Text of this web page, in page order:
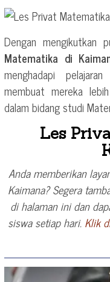
Dengan mengikutkan
Matematika di
menghadapi
membuat mereka
dalam bidang studi
Les
Anda memberikan
Kaimana? Segera
di halaman ini dan
siswa setiap hari. Klik